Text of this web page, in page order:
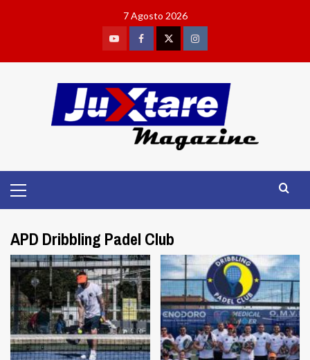
7 Agosto 2026
YoutubeFacebookTwitterInstagram
Menu
APD Dribbling Padel Club